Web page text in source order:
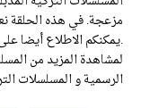
.يمكنكم الاطلاع أيضا
لمشاهدة المزيد من
الرسمية و المسلسلات